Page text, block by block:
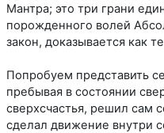
Мантра; это три грани
порожденного волей
закон, доказывается как
Попробуем представить
пребывая в состоянии
сверхсчастья, решил сам
сделал движение внутри